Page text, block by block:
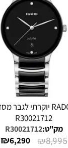
R30021712
מק"ט:R30021712
₪8,995
₪6,290